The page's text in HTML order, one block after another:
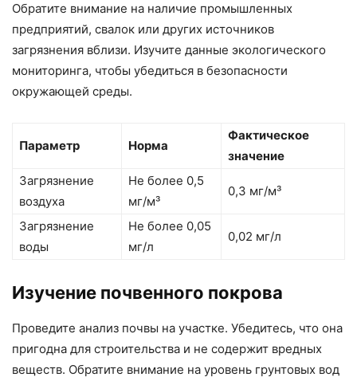
Обратите внимание на наличие промышленных
предприятий, свалок или других источников
загрязнения вблизи. Изучите данные экологического
мониторинга, чтобы убедиться в безопасности
окружающей среды.
Параметр Норма
Фактическое
значение
Загрязнение
воздуха
Не более 0,5
мг/м³
0,3 мг/м³
Загрязнение
воды
Не более 0,05
мг/л
0,02 мг/л
Изучение почвенного покрова
Проведите анализ почвы на участке. Убедитесь, что она
пригодна для строительства и не содержит вредных
веществ. Обратите внимание на уровень грунтовых вод